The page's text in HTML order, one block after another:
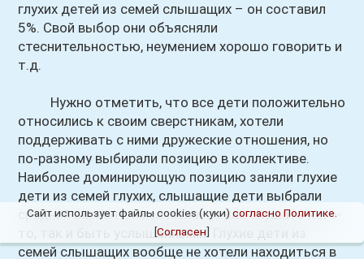
глухих детей из семей слышащих – он составил
5%. Свой выбор они объясняли
стеснительностью, неумением хорошо говорить и
т.д.
Нужно отметить, что все дети положительно
относились к своим сверстникам, хотели
поддерживать с ними дружеские отношения, но
по-разному выбирали позицию в коллективе.
Наиболее доминирующую позицию заняли глухие
дети из семей глухих, слышащие дети выбрали
средний вариант, имея желание как слушать кого-
то, так и быть услышанными. Глухие дети из
семей слышащих вообще не хотели находиться в
Сайт использует файлы cookies (куки) согласно Политике
[Согласен]